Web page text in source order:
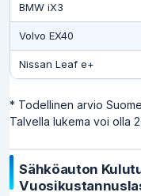
BMW iX3
Volvo EX40
Nissan Leaf e+
* Todellinen arvio
Talvella lukema voi olla
Sähköauton